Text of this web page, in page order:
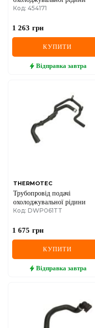
Код: 454171
1 263 грн
КУПИТИ
Відправка завтра
THERMOTEC
Трубопровід подачі
охолоджувальної рідини
Код: DWP061TT
1 675 грн
КУПИТИ
Відправка завтра